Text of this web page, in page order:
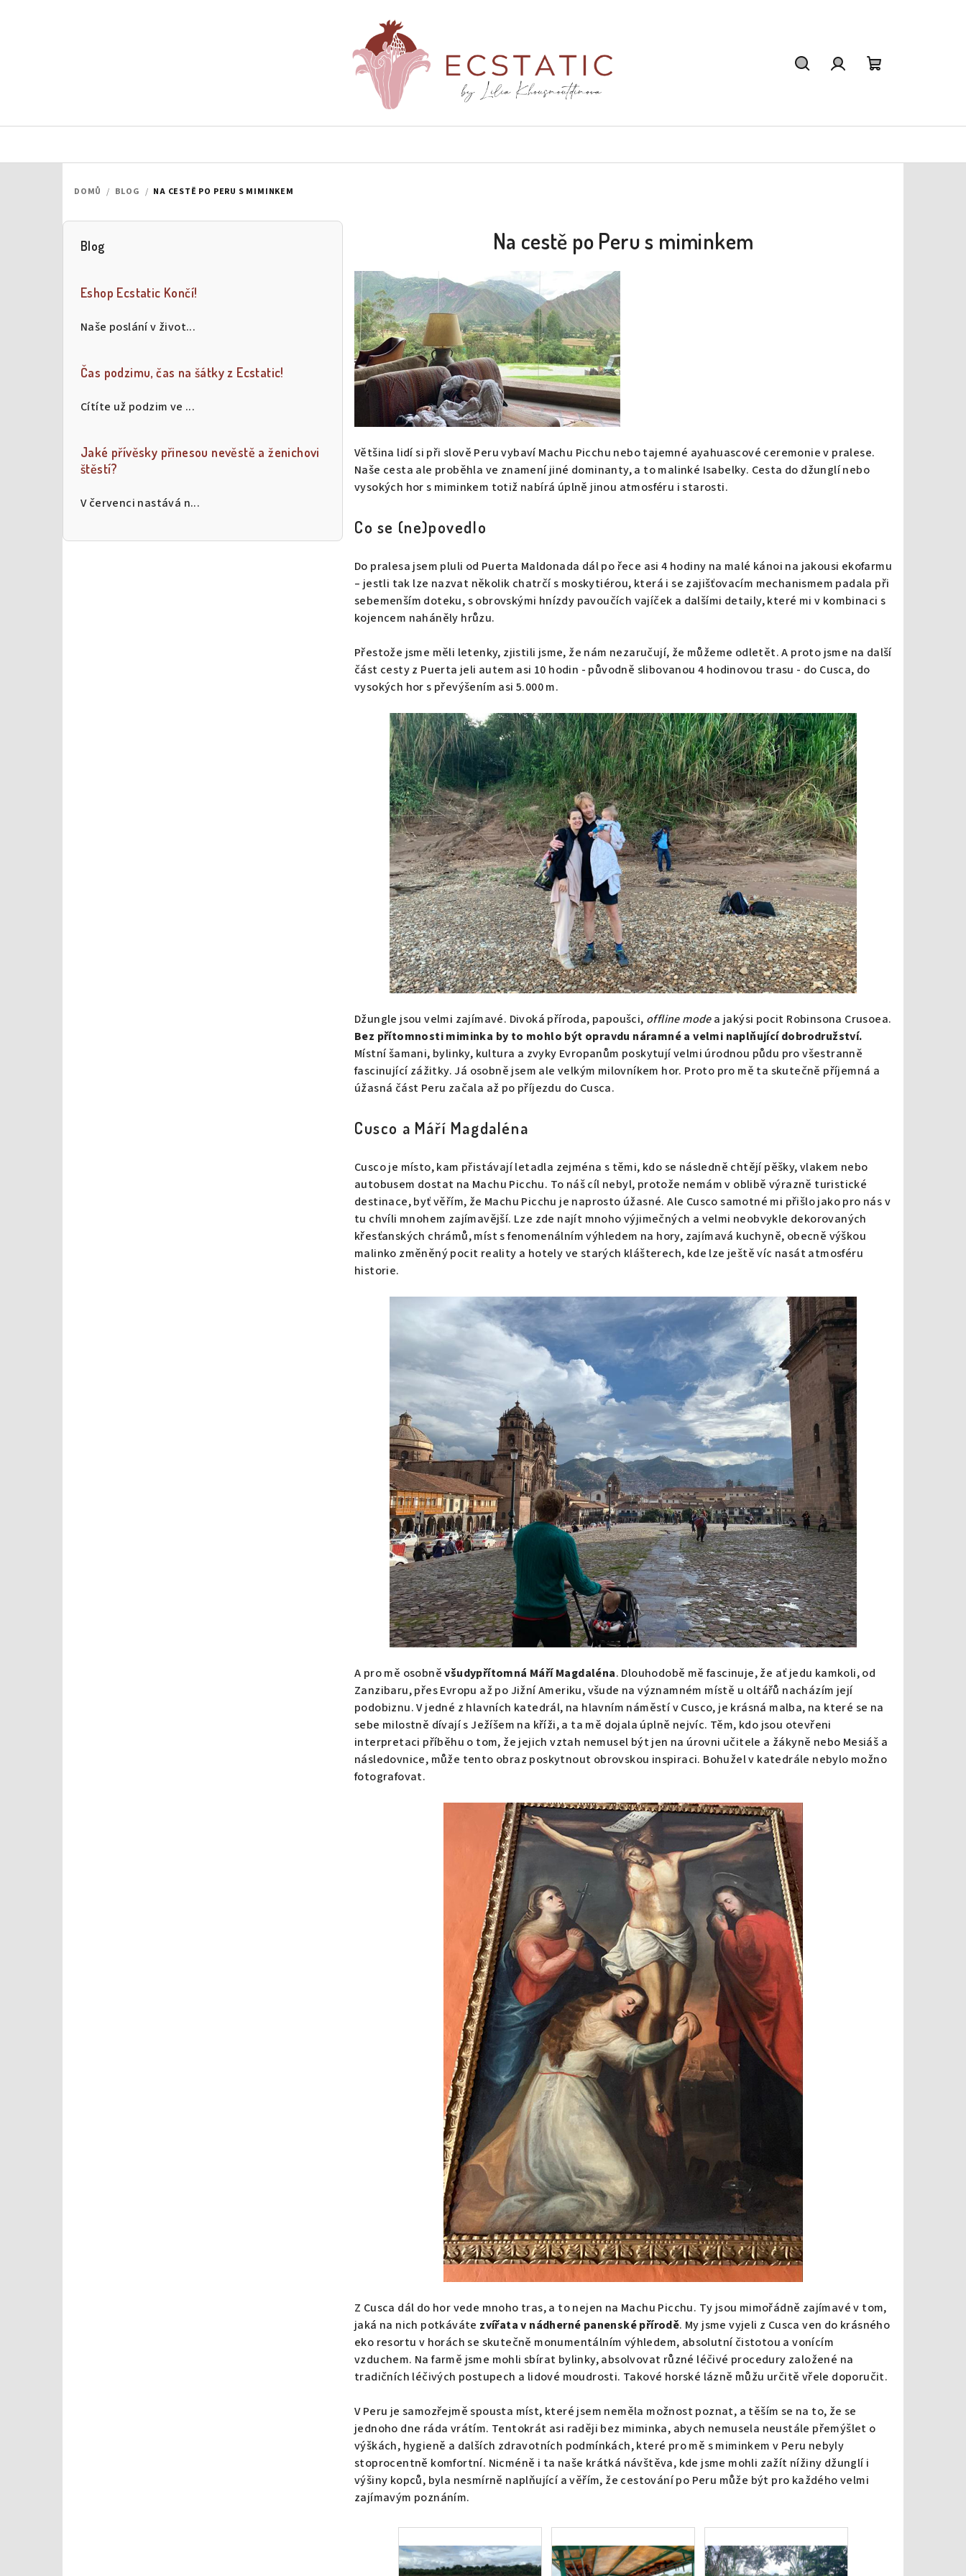
košík
DOMŮ / BLOG / NA CESTĚ PO PERU S MIMINKEM
Blog
Eshop Ecstatic Končí!
Naše poslání v život...
Čas podzimu, čas na šátky z Ecstatic!
Cítíte už podzim ve ...
Jaké přívěsky přinesou nevěstě a ženichovi
štěstí?
V červenci nastává n...
Na cestě po Peru s miminkem
Většina lidí si při slově Peru vybaví Machu Picchu nebo tajemné ayahuascové ceremonie v pralese.
Naše cesta ale proběhla ve znamení jiné dominanty, a to malinké Isabelky. Cesta do džunglí nebo
vysokých hor s miminkem totiž nabírá úplně jinou atmosféru i starosti.
Co se (ne)povedlo
Do pralesa jsem pluli od Puerta Maldonada dál po řece asi 4 hodiny na malé kánoi na jakousi ekofarmu
– jestli tak lze nazvat několik chatrčí s moskytiérou, která i se zajišťovacím mechanismem padala při
sebemenším doteku, s obrovskými hnízdy pavoučích vajíček a dalšími detaily, které mi v kombinaci s
kojencem naháněly hrůzu.
Přestože jsme měli letenky, zjistili jsme, že nám nezaručují, že můžeme odletět. A proto jsme na další
část cesty z Puerta jeli autem asi 10 hodin - původně slibovanou 4 hodinovou trasu - do Cusca, do
vysokých hor s převýšením asi 5.000 m.
Džungle jsou velmi zajímavé. Divoká příroda, papoušci, offline modea jakýsi pocit Robinsona Crusoea.
Bez přítomnosti miminka by to mohlo být opravdu náramné a velmi naplňující dobrodružství.
Místní šamani, bylinky, kultura a zvyky Evropanům poskytují velmi úrodnou půdu pro všestranně
fascinující zážitky. Já osobně jsem ale velkým milovníkem hor. Proto pro mě ta skutečně příjemná a
úžasná část Peru začala až po příjezdu do Cusca.
Cusco a Máří Magdaléna
Cusco je místo, kam přistávají letadla zejména s těmi, kdo se následně chtějí pěšky, vlakem nebo
autobusem dostat na Machu Picchu. To náš cíl nebyl, protože nemám v oblibě výrazně turistické
destinace, byť věřím, že Machu Picchu je naprosto úžasné. Ale Cusco samotné mi přišlo jako pro nás v
tu chvíli mnohem zajímavější. Lze zde najít mnoho výjimečných a velmi neobvykle dekorovaných
křesťanských chrámů, míst s fenomenálním výhledem na hory, zajímavá kuchyně, obecně výškou
malinko změněný pocit reality a hotely ve starých klášterech, kde lze ještě víc nasát atmosféru
historie.
A pro mě osobněvšudypřítomná Máří Magdaléna. Dlouhodobě mě fascinuje, že ať jedu kamkoli, od
Zanzibaru, přes Evropu až po Jižní Ameriku, všude na významném místě u oltářů nacházím její
podobiznu. V jedné z hlavních katedrál, na hlavním náměstí v Cusco, je krásná malba, na které se na
sebe milostně dívají s Ježíšem na kříži, a ta mě dojala úplně nejvíc. Těm, kdo jsou otevřeni
interpretaci příběhu o tom, že jejich vztah nemusel být jen na úrovni učitele a žákyně nebo Mesiáš a
následovnice, může tento obraz poskytnout obrovskou inspiraci. Bohužel v katedrále nebylo možno
fotografovat.
Z Cusca dál do hor vede mnoho tras, a to nejen na Machu Picchu. Ty jsou mimořádně zajímavé v tom,
jaká na nich potkáváte zvířata v nádherné panenské přírodě. My jsme vyjeli z Cusca ven do krásného
eko resortu v horách se skutečně monumentálním výhledem, absolutní čistotou a vonícím
vzduchem. Na farmě jsme mohli sbírat bylinky, absolvovat různé léčivé procedury založené na
tradičních léčivých postupech a lidové moudrosti. Takové horské lázně můžu určitě vřele doporučit.
V Peru je samozřejmě spousta míst, které jsem neměla možnost poznat, a těším se na to, že se
jednoho dne ráda vrátím. Tentokrát asi raději bez miminka, abych nemusela neustále přemýšlet o
výškách, hygieně a dalších zdravotních podmínkách, které pro mě s miminkem v Peru nebyly
stoprocentně komfortní. Nicméně i ta naše krátká návštěva, kde jsme mohli zažít nížiny džunglí i
výšiny kopců, byla nesmírně naplňující a věřím, že cestování po Peru může být pro každého velmi
zajímavým poznáním.